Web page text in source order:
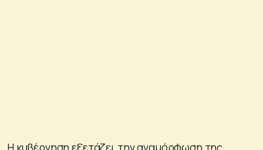
Η κυβέρνηση εξετάζει την αναμόρφωση της